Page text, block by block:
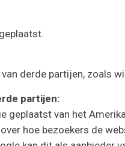
derde partijen, zoals
partijen:
geplaatst van het
hoe bezoekers de